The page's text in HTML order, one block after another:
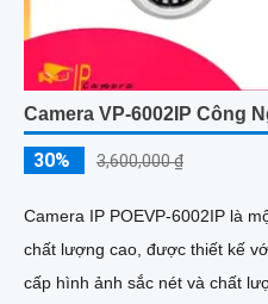
Camera VP-6002IP Công
30% 3,600,000 ₫
Camera IP POEVP-6002IP là
chất lượng cao, được thiết kế
cấp hình ảnh sắc nét và chất lượng. Với chức năng